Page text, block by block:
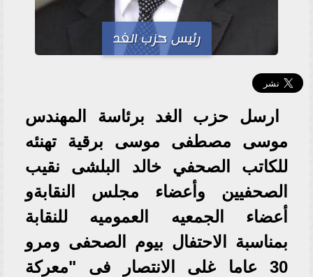
رئيس حزب الغد
ارسل حزب الغد برئاسة المهندس
موسى مصطفى موسى برقية تهنئه
للكاتب الصحفي خالد البلشى نقيب
الصحفيين وأعضاء مجلس النقابةو
أعضاء الجمعيه العموميه للنقابة
بمناسبة الاحتفال بيوم الصحفى ومرو
30 عاما غلى الانتصار فى "معركة